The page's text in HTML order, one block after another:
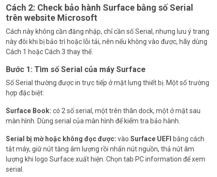
Cách 2: Check bảo hành Surface bằng số Serial
trên website Microsoft
Cách này không cần đăng nhập, chỉ cần số Serial, nhưng lưu ý trang
này đôi khi bị bảo trì hoặc lỗi tải, nên nếu không vào được, hãy dùng
Cách 1 hoặc Cách 3 thay thế.
Bước 1: Tìm số Serial của máy Surface
Số Serial thường được in trực tiếp ở mặt lưng thiết bị. Một số trường
hợp đặc biệt:
Surface Book: có 2 số serial, một trên thân dock, một ở mặt sau
màn hình. Dùng serial của màn hình để kiểm tra bảo hành.
Serial bị mờ hoặc không đọc được: vào Surface UEFI bằng cách
tắt máy, giữ nút tăng âm lượng rồi nhấn nút nguồn, thả nút âm
lượng khi logo Surface xuất hiện. Chọn tab PC information để xem
serial.